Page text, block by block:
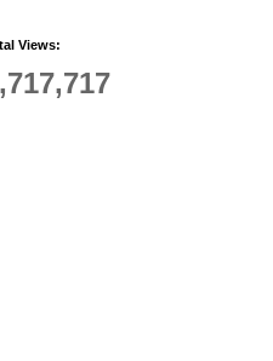
Views: